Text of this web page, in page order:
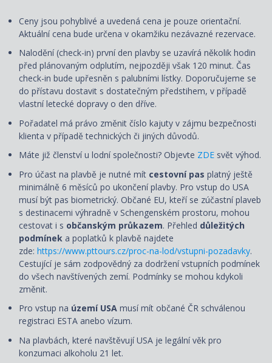
Ceny jsou pohyblivé a uvedená cena je pouze orientační.
Aktuální cena bude určena v okamžiku nezávazné rezervace.
Nalodění (check-in) první den plavby se uzavírá několik hodin
před plánovaným odplutím, nejpozději však 120 minut. Čas
check-in bude upřesněn s palubními lístky. Doporučujeme se
do přístavu dostavit s dostatečným předstihem, v případě
vlastní letecké dopravy o den dříve.
Pořadatel má právo změnit číslo kajuty v zájmu bezpečnosti
klienta v případě technických či jiných důvodů.
Máte již členství u lodní společnosti? Objevte ZDE svět výhod.
Pro účast na plavbě je nutné mít cestovní pas platný ještě
minimálně 6 měsíců po ukončení plavby. Pro vstup do USA
musí být pas biometrický. Občané EU, kteří se zúčastní plaveb
s destinacemi výhradně v Schengenském prostoru, mohou
cestovat i s občanským průkazem. Přehled důležitých
podmínek a poplatků k plavbě najdete
zde: https://www.pttours.cz/proc-na-lod/vstupni-pozadavky.
Cestující je sám zodpovědný za dodržení vstupních podmínek
do všech navštívených zemí. Podmínky se mohou kdykoli
změnit.
Pro vstup na území USA musí mít občané ČR schválenou
registraci ESTA anebo vízum.
Na plavbách, které navštěvují USA je legální věk pro
konzumaci alkoholu 21 let.